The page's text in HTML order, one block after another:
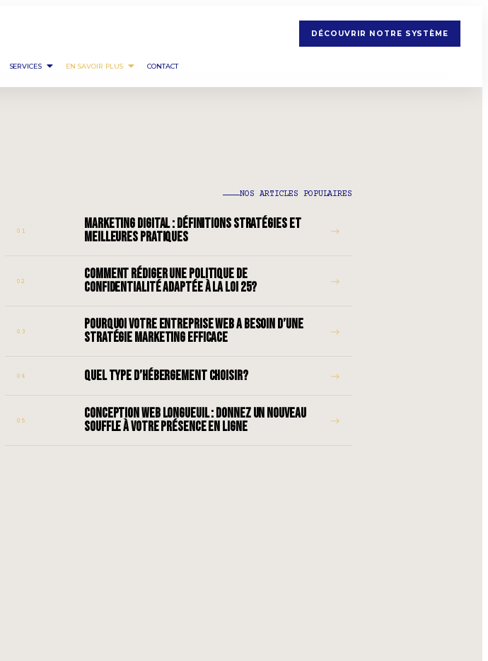
DÉCOUVRIR NOTRE SYSTÈME
SERVICES EN SAVOIR PLUS CONTACT
NOS ARTICLES POPULAIRES
01
MARKETING DIGITAL : DÉFINITIONS STRATÉGIES ET
MEILLEURES PRATIQUES
→
02
COMMENT RÉDIGER UNE POLITIQUE DE
CONFIDENTIALITÉ ADAPTÉE À LA LOI 25?
→
03
POURQUOI VOTRE ENTREPRISE WEB A BESOIN D’UNE
STRATÉGIE MARKETING EFFICACE
→
04 QUEL TYPE D’HÉBERGEMENT CHOISIR? →
05
CONCEPTION WEB LONGUEUIL : DONNEZ UN NOUVEAU
SOUFFLE À VOTRE PRÉSENCE EN LIGNE
→